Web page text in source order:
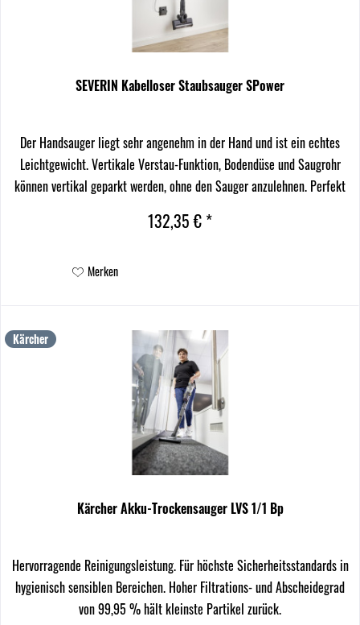
SEVERIN Kabelloser Staubsauger SPower
Der Handsauger liegt sehr angenehm in der Hand und ist ein echtes
Leichtgewicht. Vertikale Verstau-Funktion, Bodendüse und Saugrohr
können vertikal geparkt werden, ohne den Sauger anzulehnen. Perfekt
132,35 € *
Merken
Kärcher
Kärcher Akku-Trockensauger LVS 1/1 Bp
Hervorragende Reinigungsleistung. Für höchste Sicherheitsstandards in
hygienisch sensiblen Bereichen. Hoher Filtrations- und Abscheidegrad
von 99,95 % hält kleinste Partikel zurück.